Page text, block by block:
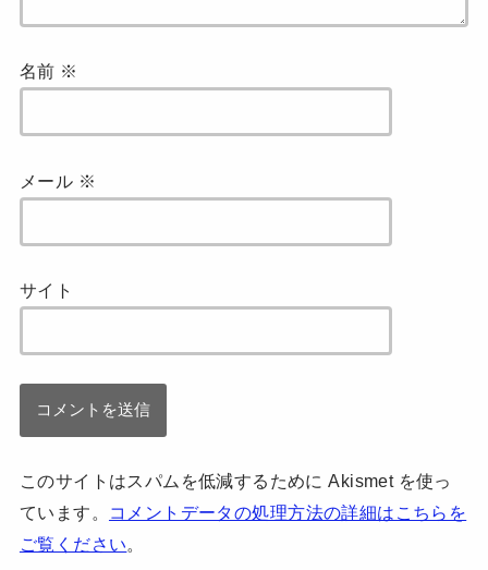
名前 ※
メール ※
サイト
このサイトはスパムを低減するために Akismet を使っ
ています。
コメントデータの処理方法の詳細はこちらを
ご覧ください。